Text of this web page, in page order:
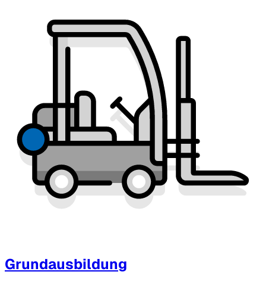
Grundausbildung